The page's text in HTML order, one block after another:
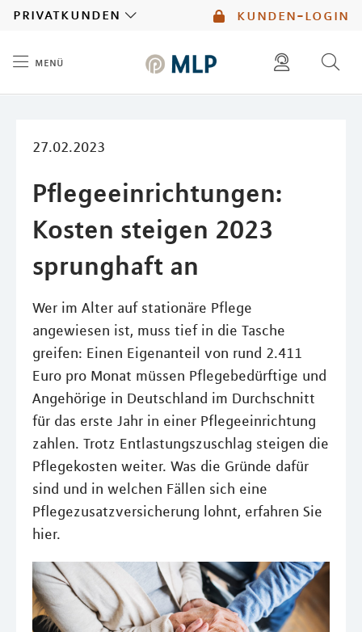
kunden-login
privatkunden
menü
27.02.2023
Pflegeeinrichtungen:
Kosten steigen 2023
sprunghaft an
Wer im Alter auf stationäre Pflege
angewiesen ist, muss tief in die Tasche
greifen: Einen Eigenanteil von rund 2.411
Euro pro Monat müssen Pflegebedürftige und
Angehörige in Deutschland im Durchschnitt
für das erste Jahr in einer Pflegeeinrichtung
zahlen. Trotz Entlastungszuschlag steigen die
Pflegekosten weiter. Was die Gründe dafür
sind und in welchen Fällen sich eine
Pflegezusatzversicherung lohnt, erfahren Sie
hier.